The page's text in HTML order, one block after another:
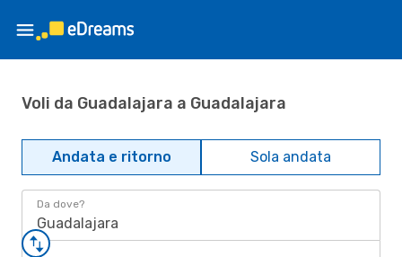
Voli da Guadalajara a Guadalajara
Andata e ritorno Sola andata
Da dove?
Guadalajara